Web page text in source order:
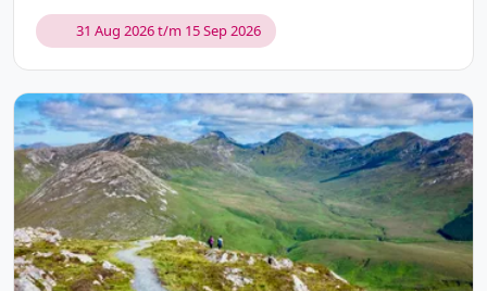
31 Aug 2026 t/m 15 Sep 2026